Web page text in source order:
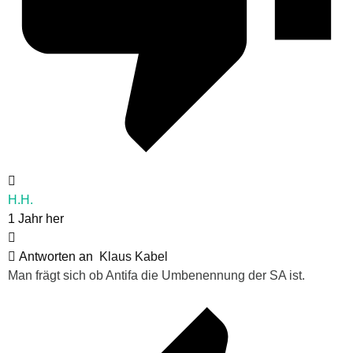
H.H.
1 Jahr her
Antworten an
Klaus Kabel
Man frägt sich ob Antifa die Umbenennung der SA ist.